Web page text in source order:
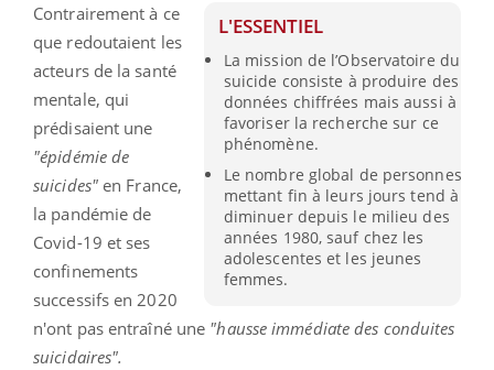
L'ESSENTIEL
La mission de l’Observatoire du
suicide consiste à produire des
données chiffrées mais aussi à
favoriser la recherche sur ce
phénomène.
Le nombre global de personnes
mettant fin à leurs jours tend à
diminuer depuis le milieu des
années 1980, sauf chez les
adolescentes et les jeunes
femmes.
Contrairement à ce
que redoutaient les
acteurs de la santé
mentale, qui
prédisaient une
"épidémie de
suicides"en France,
la pandémie de
Covid-19 et ses
confinements
successifs en 2020
n'ont pas entraîné une "hausse immédiate des conduites
suicidaires".